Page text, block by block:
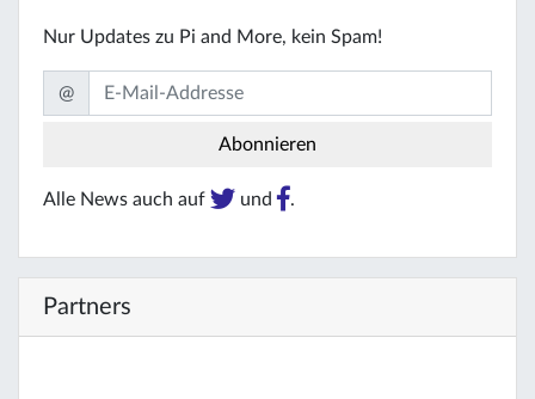
Nur Updates zu Pi and More, kein Spam!
@
Alle News auch auf und .
Partners